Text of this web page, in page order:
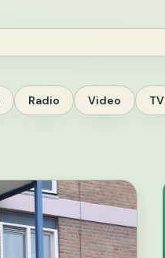
Radio Video TV